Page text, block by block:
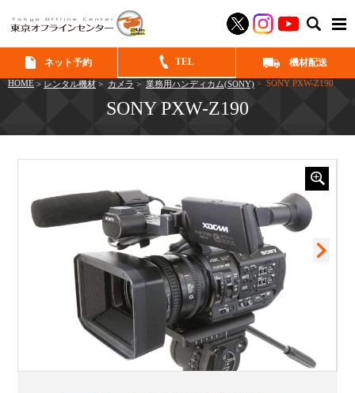
ネット予約 TEL 機材配送
HOME > レンタル機材 > カメラ > 業務用ハンディカム(SONY) > SONY PXW-Z190
SONY PXW-Z190